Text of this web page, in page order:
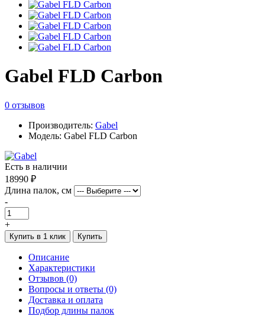
Gabel FLD Carbon
0 отзывов
Производитель: Gabel
Модель: Gabel FLD Carbon
Есть в наличии
18990 ₽
Длина палок, см
-
+
Купить в 1 клик Купить
Описание
Характеристики
Отзывов (0)
Вопросы и ответы (0)
Доставка и оплата
Подбор длины палок